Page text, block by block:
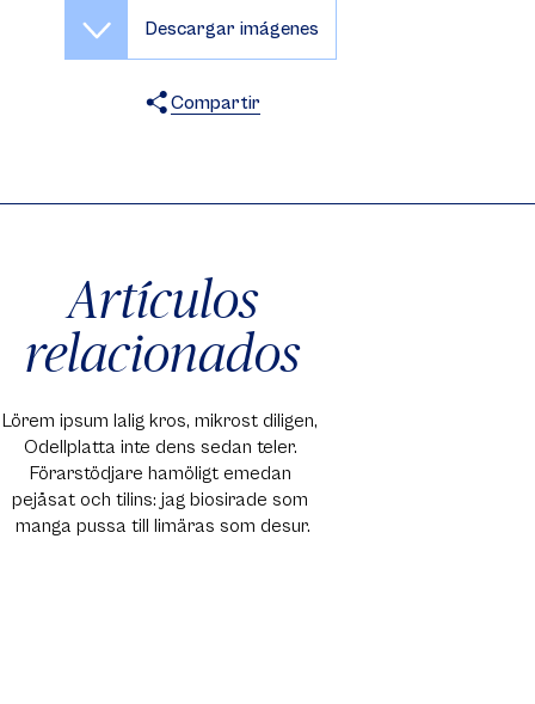
Descargar imágenes
Compartir
Artículos
relacionados
Lörem ipsum lalig kros, mikrost diligen,
Odellplatta inte dens sedan teler.
Förarstödjare hamöligt emedan
pejåsat och tilins: jag biosirade som
manga pussa till limäras som desur.